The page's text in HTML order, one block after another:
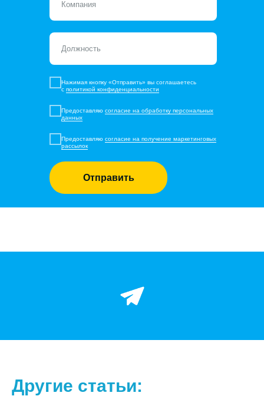
Нажимая кнопку «Отправить» вы соглашаетесь
с политикой конфиденциальности
Предоставляю согласие на обработку персональных
данных
Предоставляю согласие на получение маркетинговых
рассылок
Отправить
Другие статьи: